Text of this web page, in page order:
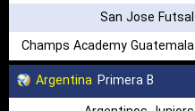
San Jose Futsal
Champs Academy Guatemala
Argentina Primera B